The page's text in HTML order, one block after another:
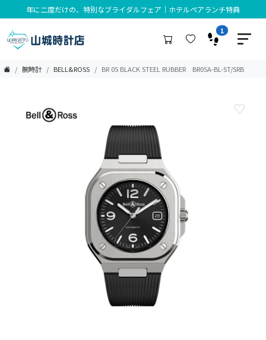
年に二度だけの、特別なブライダルフェア｜ホテルペアランチ特典
1
腕時計 BELL&ROSS BR 05 BLACK STEEL RUBBER BR05A-BL-ST/SRB